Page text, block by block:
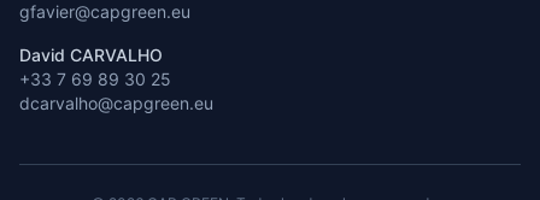
gfavier@capgreen.eu
David CARVALHO
+33 7 69 89 30 25
dcarvalho@capgreen.eu